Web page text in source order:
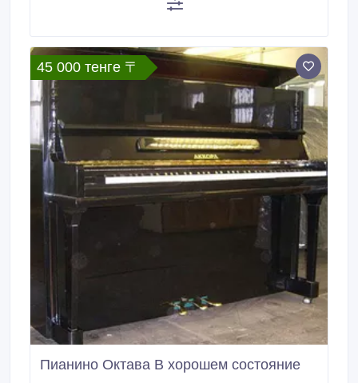
45 000 тенге 〒
Пианино Октава В хорошем состояние